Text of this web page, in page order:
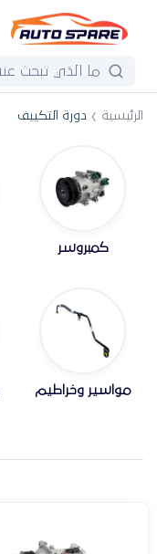
الرئيسية دورة التكييف
كمبروسر
مواسير وخراطيم